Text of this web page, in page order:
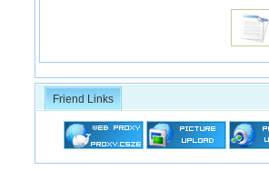
Friend Links